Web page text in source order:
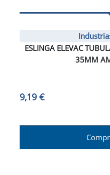
ESLINGA ELEVAC
35MM
9,19 €